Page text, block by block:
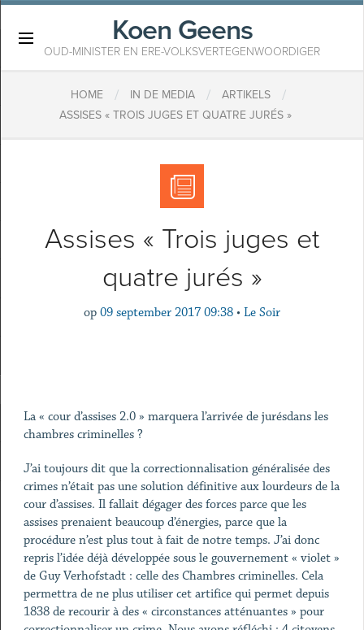
Koen Geens
OUD-MINISTER EN ERE-VOLKSVERTEGENWOORDIGER
HOME / IN DE MEDIA / ARTIKELS /
ASSISES « TROIS JUGES ET QUATRE JURÉS »
Assises « Trois juges et
quatre jurés »
op 09 september 2017 09:38 • Le Soir
La « cour d’assises 2.0 » marquera l’arrivée de jurésdans les
chambres criminelles ?
J’ai toujours dit que la correctionnalisation généralisée des
crimes n’était pas une solution définitive aux lourdeurs de la
cour d’assises. Il fallait dégager des forces parce que les
assises prenaient beaucoup d’énergies, parce que la
procédure n’est plus tout à fait de notre temps. J’ai donc
repris l’idée déjà développée sous le gouvernement « violet »
de Guy Verhofstadt : celle des Chambres criminelles. Cela
permettra de ne plus utiliser cet artifice qui permet depuis
1838 de recourir à des « circonstances atténuantes » pour